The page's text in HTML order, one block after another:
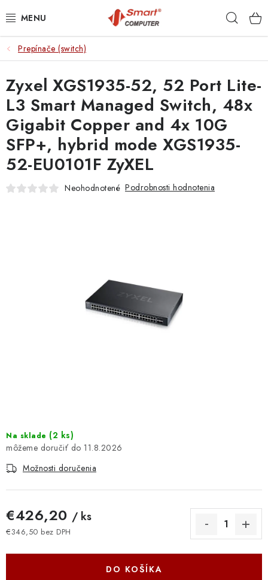
na
NOTEBOOKY
MOBILNÉ ZARIADENIA
PC A KOMPONENTY
PERIFÉRIE
Obchodné podmienky
Ochrana osobných údajov
Moja objednávka
Formuláre na stiahnutie
Prepínače (switch)
Na sklade (2 ks)
11.8.2026
Možnosti doručenia
€426,20 / ks
€346,50 bez DPH
DO KOŠÍKA
Zyxel XGS1935-52, 52 Port Lite-
L3 Smart Managed Switch, 48x
Gigabit Copper and 4x 10G
SFP+, hybrid mode XGS1935-
52-EU0101F ZyXEL
Neohodnotené Podrobnosti hodnotenia